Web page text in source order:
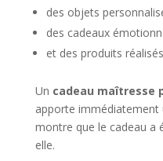
des objets
des cadeaux
et des produits
Un cadeau maîtresse
apporte immédiatement
montre que le cadeau a
elle.